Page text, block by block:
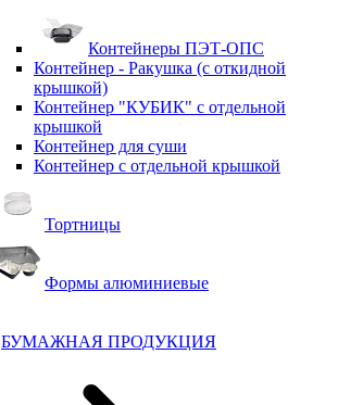
Контейнеры ПЭТ-ОПС
Контейнер - Ракушка (с откидной
крышкой)
Контейнер "КУБИК" с отдельной
крышкой
Контейнер для суши
Контейнер с отдельной крышкой
Тортницы
Формы алюминиевые
БУМАЖНАЯ ПРОДУКЦИЯ